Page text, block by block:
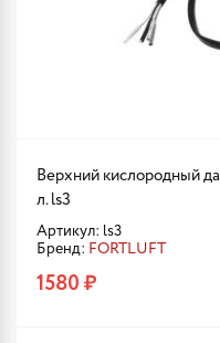
Верхний кислородный
л. ls3
Артикул: ls3
Бренд: FORTLUFT
1580 ₽